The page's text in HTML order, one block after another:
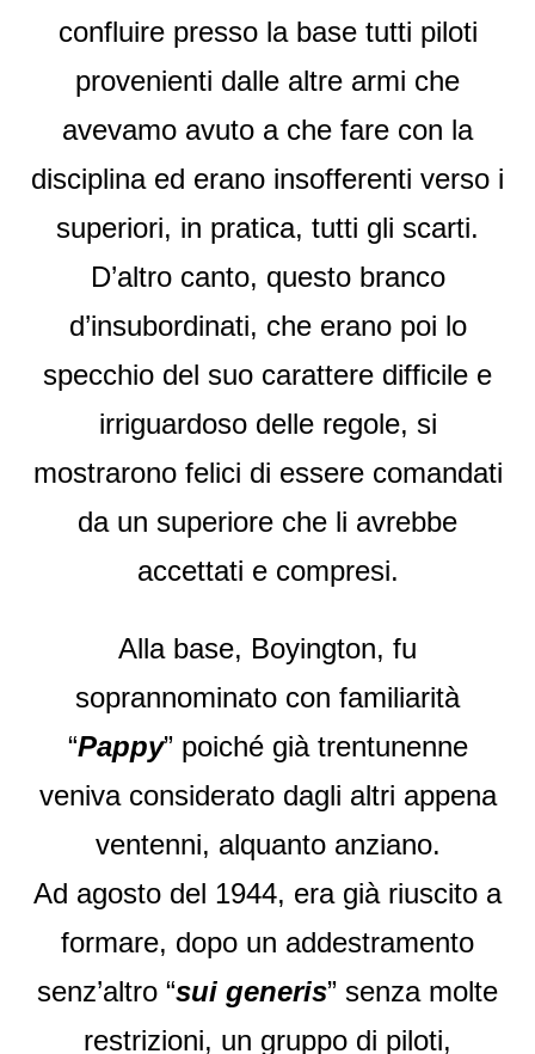
confluire presso la base tutti piloti
provenienti dalle altre armi che
avevamo avuto a che fare con la
disciplina ed erano insofferenti verso i
superiori, in pratica, tutti gli scarti.
D’altro canto, questo branco
d’insubordinati, che erano poi lo
specchio del suo carattere difficile e
irriguardoso delle regole, si
mostrarono felici di essere comandati
da un superiore che li avrebbe
accettati e compresi.
Alla base, Boyington, fu
soprannominato con familiarità
“Pappy” poiché già trentunenne
veniva considerato dagli altri appena
ventenni, alquanto anziano.
Ad agosto del 1944, era già riuscito a
formare, dopo un addestramento
senz’altro “sui generis” senza molte
restrizioni, un gruppo di piloti,